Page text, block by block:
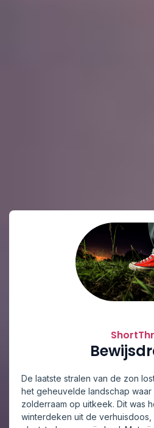
De laatste stralen van de zon
het geheuvelde landschap waar
zolderraam op uitkeek. Dit was
winterdeken uit de